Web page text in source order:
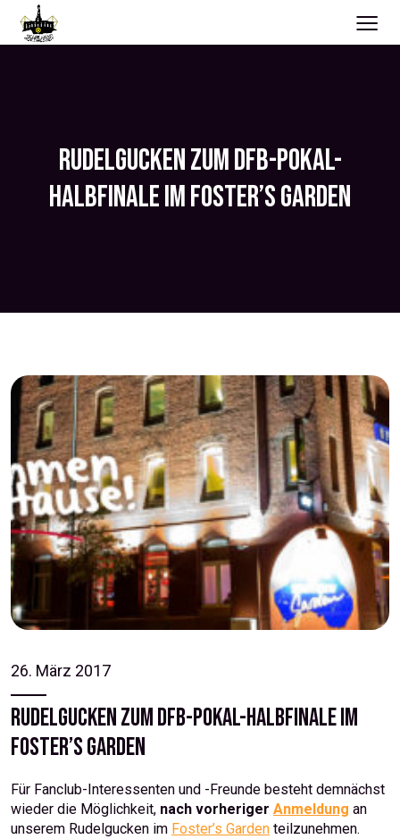
≡
RUDELGUCKEN ZUM DFB-POKAL-
HALBFINALE IM FOSTER’S GARDEN
26. März 2017
Rudelgucken zum DFB-Pokal-Halbfinale im
Foster’s Garden
Für Fanclub-Interessenten und -Freunde besteht demnächst
wieder die Möglichkeit, nach vorheriger Anmeldung an
unserem Rudelgucken im Foster’s Garden teilzunehmen.